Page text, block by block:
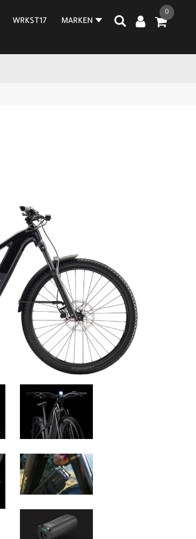
0
WRKST17 MARKEN